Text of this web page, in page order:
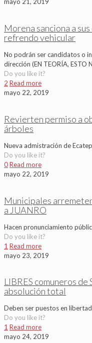
Morena sanciona a
refrendo vehicular
No podrán ser candidatos o
dirección (EN TEORÍA, ESTO
Do you like it?
2 Read more
mayo 22, 2019
Revierten permiso a
árboles
Nueva admistración de
Do you like it?
0Read more
mayo 22, 2019
Municipales
a JUANRO
Hacen pronunciamiento
Do you like it?
1 Read more
mayo 23, 2019
LIBRES comuneros
absolución total
Deben ser puestos en
Do you like it?
1 Read more
mayo 24, 2019